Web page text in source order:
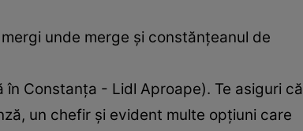
unde merge și constănțeanul de
Constanța - Lidl Aproape). Te asiguri că
un chefir și evident multe opțiuni care